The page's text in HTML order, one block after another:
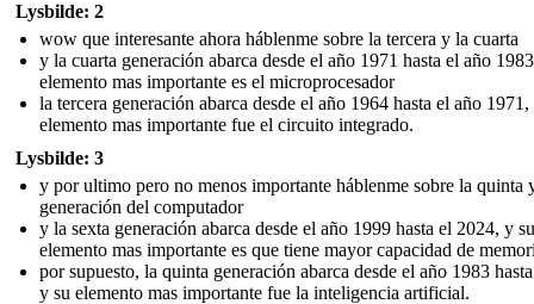
Lysbilde: 2
wow que interesante ahora háblenme sobre la tercera y la cuarta
y la cuarta generación abarca desde el año 1971 hasta el año
elemento mas importante es el microprocesador
la tercera generación abarca desde el año 1964 hasta el año 1971,
elemento mas importante fue el circuito integrado.
Lysbilde: 3
y por ultimo pero no menos importante háblenme sobre la quinta
generación del computador
y la sexta generación abarca desde el año 1999 hasta el 2024, y su
elemento mas importante es que tiene mayor capacidad de
por supuesto, la quinta generación abarca desde el año 1983
y su elemento mas importante fue la inteligencia artificial.